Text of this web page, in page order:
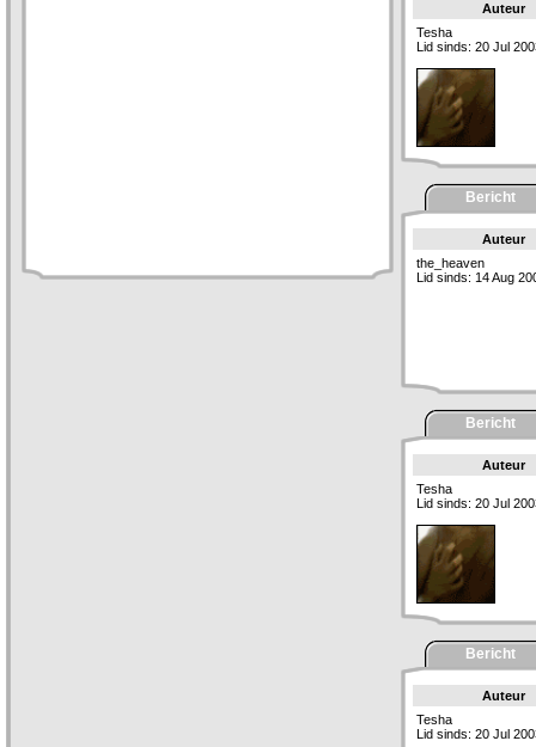
Auteur
Tesha
Lid sinds: 20 Jul
Bericht
Auteur
the_heaven
Lid sinds: 14 Aug
Bericht
Auteur
Tesha
Lid sinds: 20 Jul
Bericht
Auteur
Tesha
Lid sinds: 20 Jul